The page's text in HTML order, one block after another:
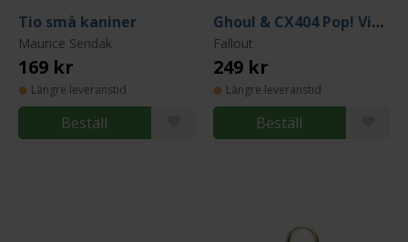
Tio små kaniner
Maurice Sendak
169 kr
Längre leveranstid
Beställ
Ghoul & CX404 Pop! Vinyl Figure
Fallout
249 kr
Längre leveranstid
Beställ